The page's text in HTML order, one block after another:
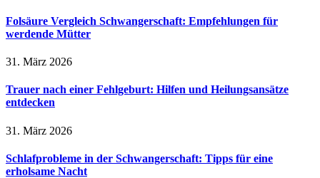
Folsäure Vergleich Schwangerschaft: Empfehlungen für
werdende Mütter
31. März 2026
Trauer nach einer Fehlgeburt: Hilfen und Heilungsansätze
entdecken
31. März 2026
Schlafprobleme in der Schwangerschaft: Tipps für eine
erholsame Nacht